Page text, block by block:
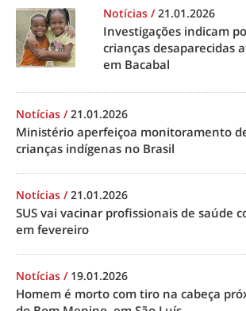
Notícias /21.01.2026
Investigações indicam
crianças desaparecidas
em Bacabal
Notícias /21.01.2026
Ministério aperfeiçoa monitoramento
crianças indígenas no Brasil
Notícias /21.01.2026
SUS vai vacinar profissionais de saúde
em fevereiro
Notícias / 19.01.2026
Homem é morto com tiro na cabeça